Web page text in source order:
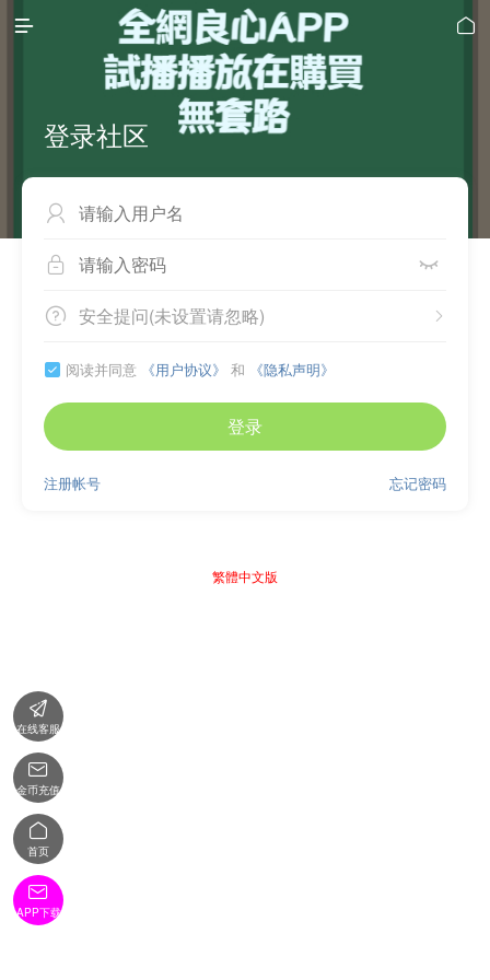
 
登录社区

 
 
安全提问(未设置请忽略)
 阅读并同意 《用户协议》 和 《隐私声明》
登录
忘记密码
注册帐号
繁體中文版

在线客服

金币充值

首页

APP下载